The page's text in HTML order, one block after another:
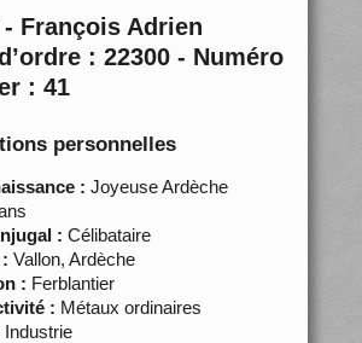
François Adrien
: 22300 - Numéro
: 41
personnelles
: Joyeuse Ardèche
: Célibataire
Vallon, Ardèche
: Ferblantier
: Métaux ordinaires
Industrie